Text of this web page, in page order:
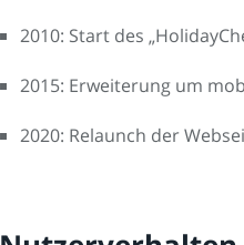
2010: Start des
2015: Erweiterung um
2020: Relaunch der